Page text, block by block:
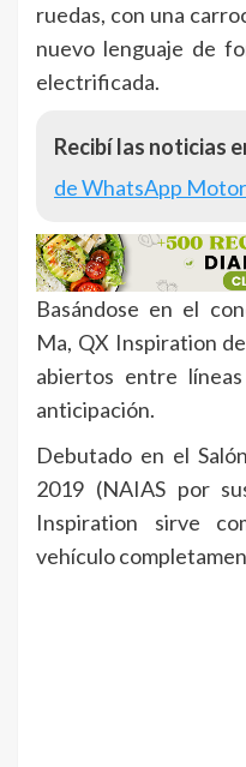
ruedas, con una
nuevo lenguaje de
electrificada.
Recibí las noticias
de WhatsApp
Basándose en el
Ma, QX Inspiration
abiertos entre
anticipación.
Debutado en el
2019 (NAIAS por
Inspiration sirve
vehículo